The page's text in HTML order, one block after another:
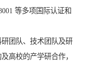
等多项国际认证和
团队、技术团队及研
高校的产学研合作，